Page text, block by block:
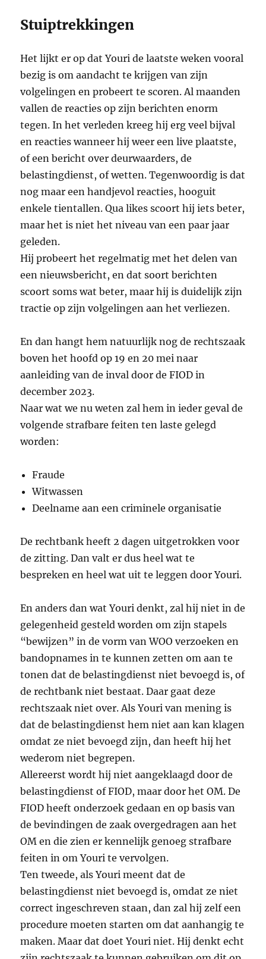
Stuiptrekkingen
Het lijkt er op dat Youri de laatste weken vooral
bezig is om aandacht te krijgen van zijn
volgelingen en probeert te scoren. Al maanden
vallen de reacties op zijn berichten enorm
tegen. In het verleden kreeg hij erg veel bijval
en reacties wanneer hij weer een live plaatste,
of een bericht over deurwaarders, de
belastingdienst, of wetten. Tegenwoordig is dat
nog maar een handjevol reacties, hooguit
enkele tientallen. Qua likes scoort hij iets beter,
maar het is niet het niveau van een paar jaar
geleden.
Hij probeert het regelmatig met het delen van
een nieuwsbericht, en dat soort berichten
scoort soms wat beter, maar hij is duidelijk zijn
tractie op zijn volgelingen aan het verliezen.
En dan hangt hem natuurlijk nog de rechtszaak
boven het hoofd op 19 en 20 mei naar
aanleiding van de inval door de FIOD in
december 2023.
Naar wat we nu weten zal hem in ieder geval de
volgende strafbare feiten ten laste gelegd
worden:
Fraude
Witwassen
Deelname aan een criminele organisatie
De rechtbank heeft 2 dagen uitgetrokken voor
de zitting. Dan valt er dus heel wat te
bespreken en heel wat uit te leggen door Youri.
En anders dan wat Youri denkt, zal hij niet in de
gelegenheid gesteld worden om zijn stapels
“bewijzen” in de vorm van WOO verzoeken en
bandopnames in te kunnen zetten om aan te
tonen dat de belastingdienst niet bevoegd is, of
de rechtbank niet bestaat. Daar gaat deze
rechtszaak niet over. Als Youri van mening is
dat de belastingdienst hem niet aan kan klagen
omdat ze niet bevoegd zijn, dan heeft hij het
wederom niet begrepen.
Allereerst wordt hij niet aangeklaagd door de
belastingdienst of FIOD, maar door het OM. De
FIOD heeft onderzoek gedaan en op basis van
de bevindingen de zaak overgedragen aan het
OM en die zien er kennelijk genoeg strafbare
feiten in om Youri te vervolgen.
Ten tweede, als Youri meent dat de
belastingdienst niet bevoegd is, omdat ze niet
correct ingeschreven staan, dan zal hij zelf een
procedure moeten starten om dat aanhangig te
maken. Maar dat doet Youri niet. Hij denkt echt